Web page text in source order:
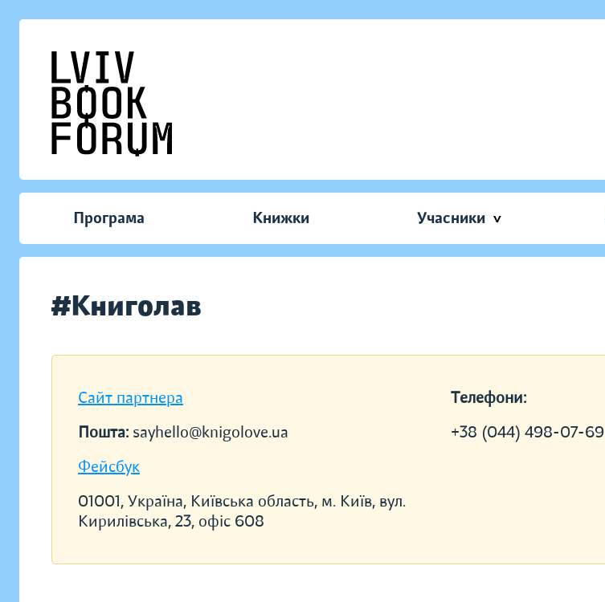
Програма Книжки Учасники
#Книголав
Сайт партнера
Пошта: sayhello@knigolove.ua
Фейсбук
01001, Україна, Київська область, м. Київ, вул.
Кирилівська, 23, офіс 608
Телефони:
+38 (044) 498-07-69